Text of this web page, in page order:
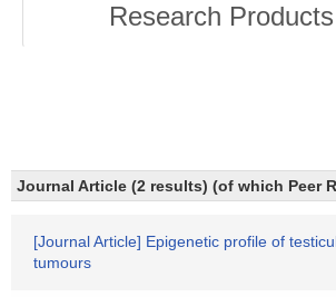
Research Products
Journal Article (2 results) (of which Peer
[Journal Article] Epigenetic profile of
tumours